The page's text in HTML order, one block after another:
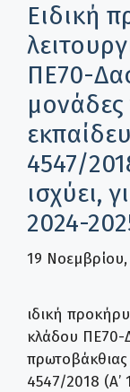
Ειδική
ΠΕ70-
4547/
ισχύει,
2024-
19
ιδική
κλάδου ΠΕ70-
4547/2018 (Α’